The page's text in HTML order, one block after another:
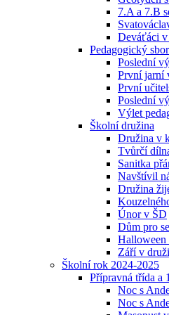
7.A a 7.B
Deváťáci v
Pedagogický sbor
Poslední
První jarní
První
Poslední
Výlet
Školní družina
Družina v
Tvůrčí
Sanitka
Navštívil
Družina
Únor v ŠD
Dům pro
Halloween
Září v
Školní rok 2024-2025
Přípravná třída a
Noc s
Noc s